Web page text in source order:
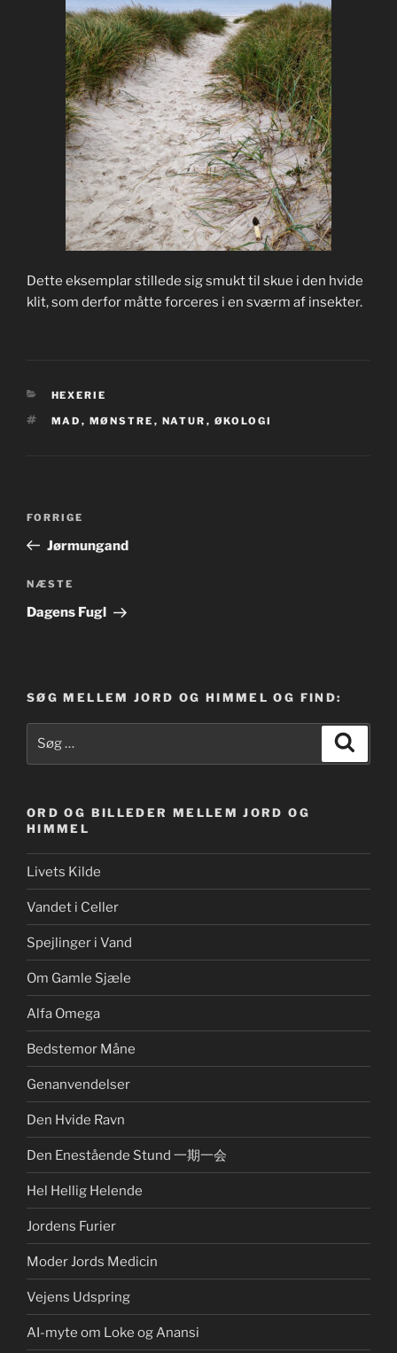
Dette eksemplar stillede sig smukt til skue i den hvide
klit, som derfor måtte forceres i en sværm af insekter.
KATEGORIER
HEXERIE
TAGS
MAD , MØNSTRE , NATUR , ØKOLOGI
Forrige
indlæg
FORRIGE
Jørmungand
Næste
indlæg
NÆSTE
Dagens Fugl
SØG MELLEM JORD OG HIMMEL OG FIND:
efter:
ORD OG BILLEDER MELLEM JORD OG
HIMMEL
Livets Kilde
Vandet i Celler
Spejlinger i Vand
Om Gamle Sjæle
Alfa Omega
Bedstemor Måne
Genanvendelser
Den Hvide Ravn
Den Enestående Stund 一期一会
Hel Hellig Helende
Jordens Furier
Moder Jords Medicin
Vejens Udspring
AI-myte om Loke og Anansi